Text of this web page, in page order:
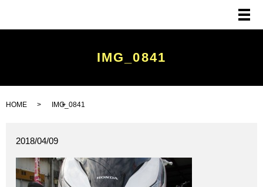
メ
IMG_0841
HOME IMG_0841
2018/04/09